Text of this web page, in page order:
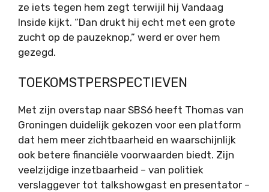
ze iets tegen hem zegt terwijil hij Vandaag
Inside kijkt. “Dan drukt hij echt met een grote
zucht op de pauzeknop,” werd er over hem
gezegd.
TOEKOMSTPERSPECTIEVEN
Met zijn overstap naar SBS6 heeft Thomas van
Groningen duidelijk gekozen voor een platform
dat hem meer zichtbaarheid en waarschijnlijk
ook betere financiële voorwaarden biedt. Zijn
veelzijdige inzetbaarheid – van politiek
verslaggever tot talkshowgast en presentator –